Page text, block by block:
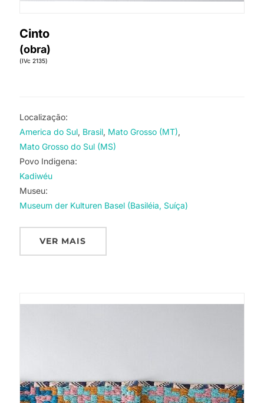
Cinto
(obra)
(IVc 2135)
Localização:
America do Sul Brasil Mato Grosso (MT)
Mato Grosso do Sul (MS)
Povo Indigena:
Kadiwéu
Museu:
Museum der Kulturen Basel (Basiléia, Suíça)
VER MAIS